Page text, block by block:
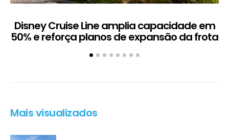
Disney Cruise Line amplia capacidade em
50% e reforça planos de expansão da frota
Mais visualizados